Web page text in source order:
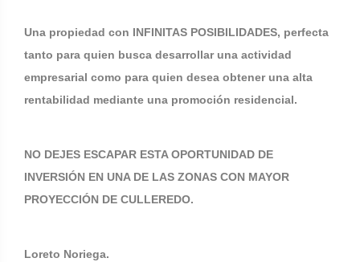
Una propiedad con INFINITAS POSIBILIDADES, perfecta
tanto para quien busca desarrollar una actividad
empresarial como para quien desea obtener una alta
rentabilidad mediante una promoción residencial.
NO DEJES ESCAPAR ESTA OPORTUNIDAD DE
INVERSIÓN EN UNA DE LAS ZONAS CON MAYOR
PROYECCIÓN DE CULLEREDO.
Loreto Noriega.